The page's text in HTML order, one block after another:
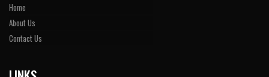
Home
About Us
Contact Us